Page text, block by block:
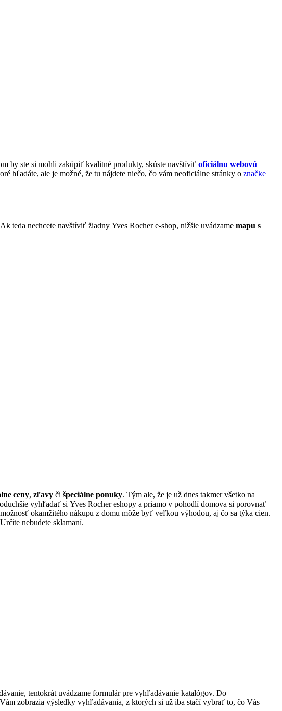
by ste si mohli zakúpiť kvalitné produkty, skúste navštíviť oficiálnu webovú
hľadáte, ale je možné, že tu nájdete niečo, čo vám neoficiálne stránky o značke
teda nechcete navštíviť žiadny Yves Rocher e-shop, nižšie uvádzame mapu s
ceny, zľavy či špeciálne ponuky. Tým ale, že je už dnes takmer všetko na
vyhľadať si Yves Rocher eshopy a priamo v pohodlí domova si porovnať
okamžitého nákupu z domu môže byť veľkou výhodou, aj čo sa týka cien.
nebudete sklamaní.
tentokrát uvádzame formulár pre vyhľadávanie katalógov. Do
zobrazia výsledky vyhľadávania, z ktorých si už iba stačí vybrať to, čo Vás